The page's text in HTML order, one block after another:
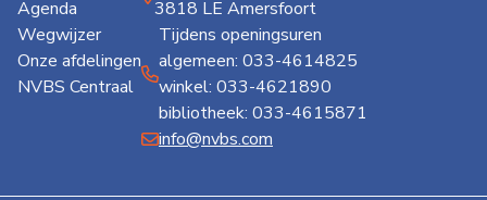
Agenda
Wegwijzer
Onze afdelingen
NVBS Centraal
3818 LE Amersfoort
Tijdens openingsuren
algemeen: 033-4614825
winkel: 033-4621890
bibliotheek: 033-4615871
info@nvbs.com